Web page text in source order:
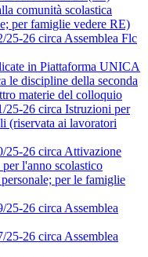
comunità scolastica
per famiglie vedere RE)
25-26 circa Assemblea Flc
in Piattaforma UNICA
le discipline della seconda
materie del colloquio
25-26 circa Istruzioni per
(riservata ai lavoratori
25-26 circa Attivazione
l'anno scolastico
per le famiglie
25-26 circa Assemblea
25-26 circa Assemblea